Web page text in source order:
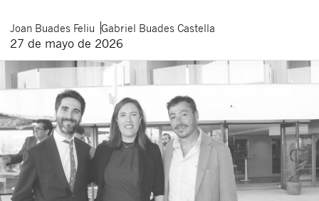
Joan Buades Feliu Gabriel Buades Castella
27 de mayo de 2026